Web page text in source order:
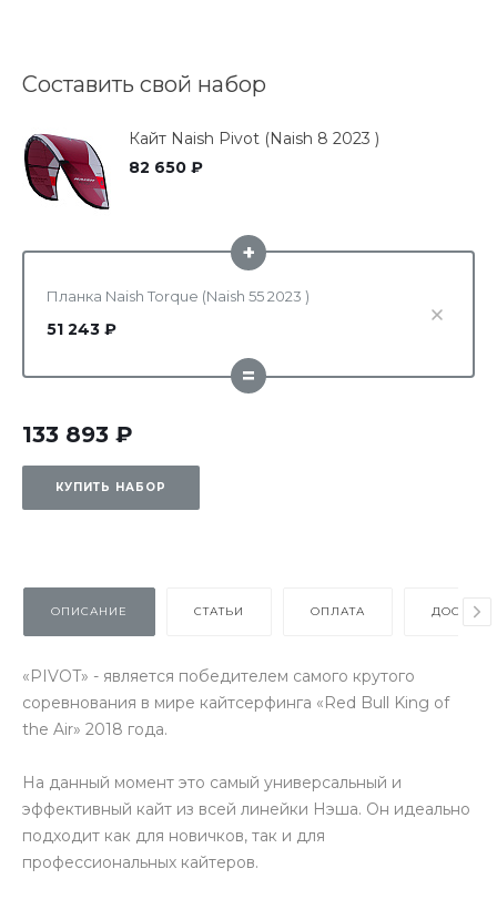
Составить свой набор
Кайт Naish Pivot (Naish 8 2023 )
82 650 ₽
Планка Naish Torque (Naish 55 2023 )
51 243 ₽
+
=
133 893 ₽
КУПИТЬ НАБОР
ОПИСАНИЕ СТАТЬИ ОПЛАТА
«PIVOT» - является победителем самого крутого
соревнования в мире кайтсерфинга «Red Bull King of
the Air» 2018 года.
На данный момент это самый универсальный и
эффективный кайт из всей линейки Нэша. Он идеально
подходит как для новичков, так и для
профессиональных кайтеров.